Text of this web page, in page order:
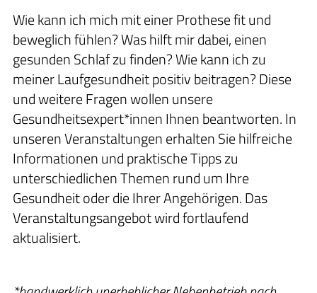
Wie kann ich mich mit einer Prothese fit und
beweglich fühlen? Was hilft mir dabei, einen
gesunden Schlaf zu finden? Wie kann ich zu
meiner Laufgesundheit positiv beitragen? Diese
und weitere Fragen wollen unsere
Gesundheitsexpert*innen Ihnen beantworten. In
unseren Veranstaltungen erhalten Sie hilfreiche
Informationen und praktische Tipps zu
unterschiedlichen Themen rund um Ihre
Gesundheit oder die Ihrer Angehörigen. Das
Veranstaltungsangebot wird fortlaufend
aktualisiert.